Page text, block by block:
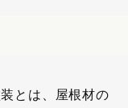
とは、屋根材の